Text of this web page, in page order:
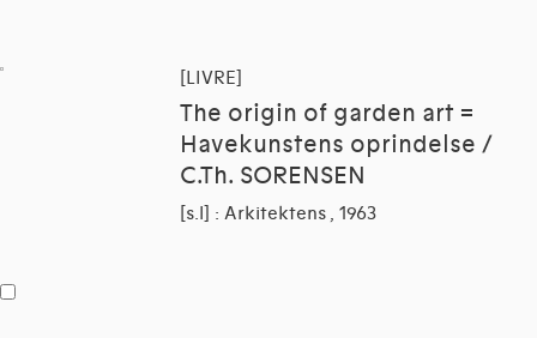
[LIVRE]
The origin of garden art =
Havekunstens oprindelse /
C.Th. SORENSEN
[s.l] : Arkitektens , 1963